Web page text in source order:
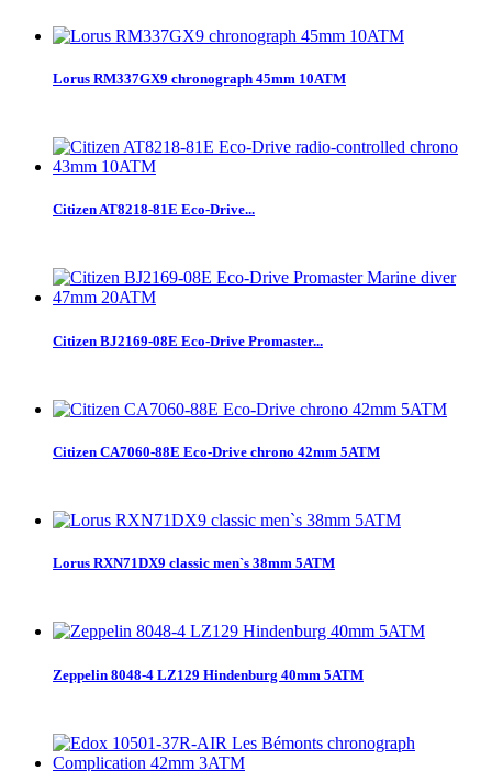
Lorus RM337GX9 chronograph 45mm 10ATM
Citizen AT8218-81E Eco-Drive...
Citizen BJ2169-08E Eco-Drive Promaster...
Citizen CA7060-88E Eco-Drive chrono 42mm 5ATM
Lorus RXN71DX9 classic men`s 38mm 5ATM
Zeppelin 8048-4 LZ129 Hindenburg 40mm 5ATM